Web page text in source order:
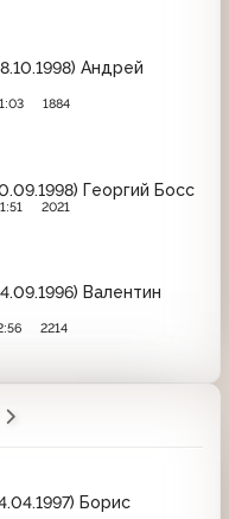
Андрей
1884
Георгий Босс
2021
Валентин
2214
Борис